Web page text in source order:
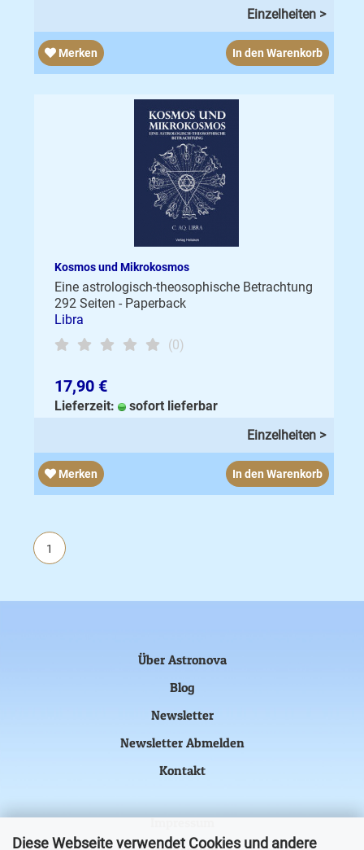
Diese Webseite verwendet Cookies und andere
Einzelheiten >
Merken In den Warenkorb
Kosmos und Mikrokosmos
Eine astrologisch-theosophische Betrachtung
292 Seiten - Paperback
Libra
(0)
17,90 €
Lieferzeit:
sofort lieferbar
Einzelheiten >
Merken In den Warenkorb
1
Über Astronova
Blog
Newsletter
Newsletter Abmelden
Kontakt
Impressum